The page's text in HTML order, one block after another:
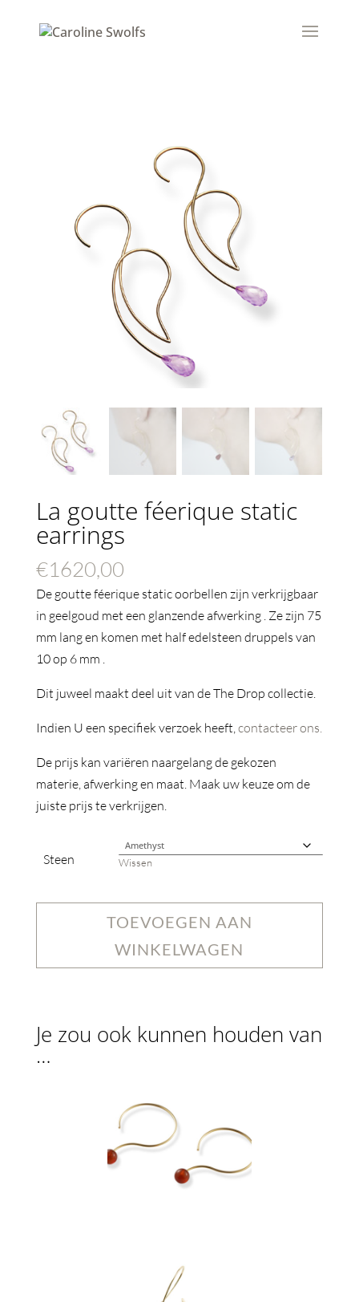
La goutte féerique static
earrings
€1620,00
De goutte féerique static oorbellen zijn verkrijgbaar
in geelgoud met een glanzende afwerking . Ze zijn 75
mm lang en komen met half edelsteen druppels van
10 op 6 mm .
Dit juweel maakt deel uit van de The Drop collectie.
Indien U een specifiek verzoek heeft,contacteer ons.
De prijs kan variëren naargelang de gekozen
materie, afwerking en maat. Maak uw keuze om de
juiste prijs te verkrijgen.
Steen Wissen
TOEVOEGEN AAN
WINKELWAGEN
Je zou ook kunnen houden van
…